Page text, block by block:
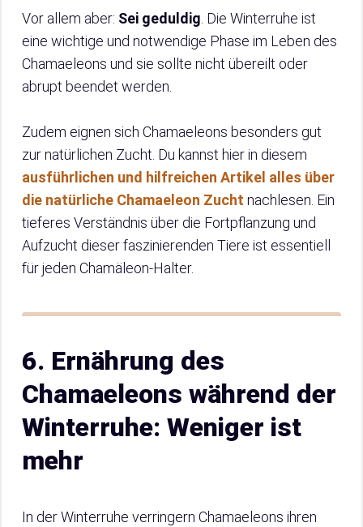
Vor allem aber: Sei geduldig . Die Winterruhe ist
eine wichtige und notwendige Phase im Leben des
Chamaeleons und sie sollte nicht übereilt oder
abrupt beendet werden.
Zudem eignen sich Chamaeleons besonders gut
zur natürlichen Zucht. Du kannst hier in diesem
ausführlichen und hilfreichen Artikel alles über
die natürliche Chamaeleon Zucht nachlesen. Ein
tieferes Verständnis über die Fortpflanzung und
Aufzucht dieser faszinierenden Tiere ist essentiell
für jeden Chamäleon-Halter.
6. Ernährung des
Chamaeleons während der
Winterruhe: Weniger ist
mehr
In der Winterruhe verringern Chamaeleons ihren